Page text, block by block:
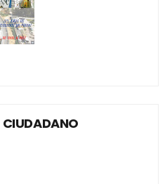
CIUDADANO